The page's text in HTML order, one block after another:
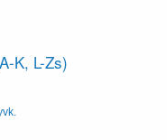
K, L-Zs)